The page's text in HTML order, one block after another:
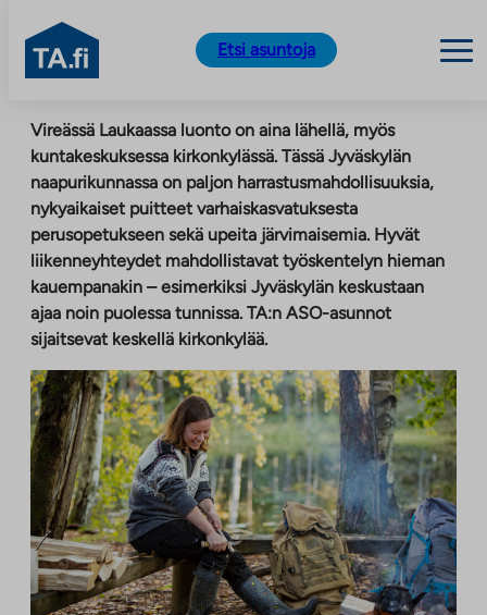
sisältöön
TA.fi
Etsi asuntoja
Vireässä Laukaassa luonto on aina lähellä, myös
kuntakeskuksessa kirkonkylässä. Tässä Jyväskylän
naapurikunnassa on paljon harrastusmahdollisuuksia,
nykyaikaiset puitteet varhaiskasvatuksesta
perusopetukseen sekä upeita järvimaisemia. Hyvät
liikenneyhteydet mahdollistavat työskentelyn hieman
kauempanakin – esimerkiksi Jyväskylän keskustaan
ajaa noin puolessa tunnissa. TA:n ASO-asunnot
sijaitsevat keskellä kirkonkylää.